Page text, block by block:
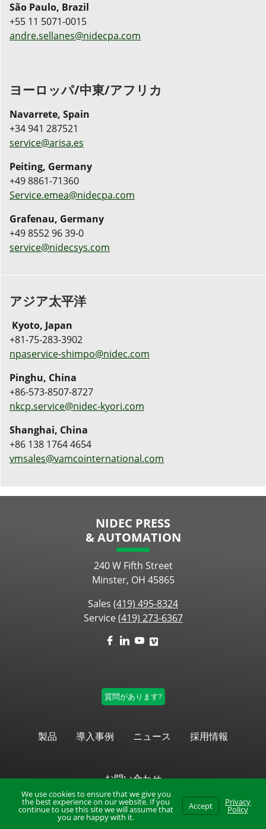
São Paulo, Brazil
+55 11 5071-0015
andre.sellanes@nidecpa.com
ヨーロッパ/中東/アフリカ
Navarrete, Spain
+34 941 287521
service@arisa.es
Peiting, Germany
+49 8861-71360
Service.emea@nidecpa.com
Grafenau, Germany
+49 8552 96 39-0
service@nidecsys.com
アジア太平洋
Kyoto, Japan
+81-75-283-3902
npaservice-shimpo@nidec.com
Pinghu, China
+86-573-8507-8727
nkcp.service@nidec-kyori.com
Shanghai, China
+86 138 1764 4654
vmsales@vamcointernational.com
NIDEC PRESS
& AUTOMATION
240 W Fifth Street
Minster, OH 45865
Sales (419) 495-8324
Service(419) 273-6367
質問があります?
製品 導入事例 ニュース 採用情報
お問い合わせ
We use cookies to ensure that we give you
the best experience on our website. If you
continue to use this site we will assume that
you are happy with it.
Accept Privacy
Policy